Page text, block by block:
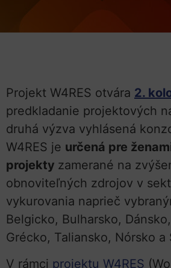
Projekt W4RES otvára 2.
predkladanie projektových
druhá výzva vyhlásená
W4RES je určená pre
projekty zamerané na
obnoviteľných zdrojov v
vykurovania naprieč
Belgicko, Bulharsko,
Grécko, Taliansko, Nórsko a
V rámci projektu W4RES